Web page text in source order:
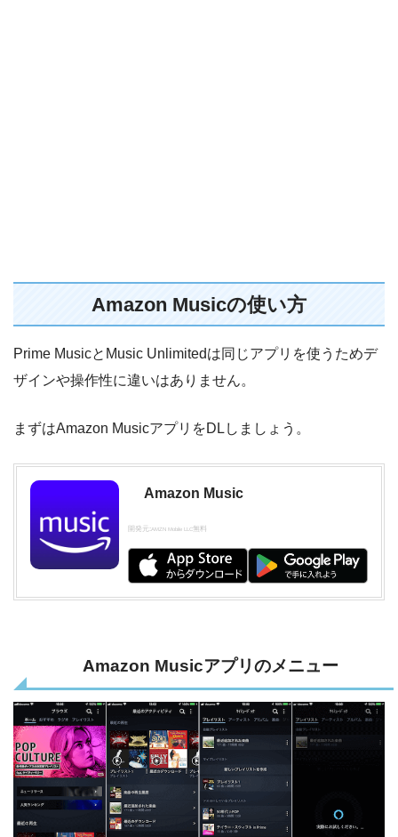
Amazon Musicの使い方
Prime MusicとMusic Unlimitedは同じアプリを使うためデ
ザインや操作性に違いはありません。
まずはAmazon MusicアプリをDLしましょう。
Amazon Music
開発元:AMZN Mobile LLC無料
Amazon Musicアプリのメニュー